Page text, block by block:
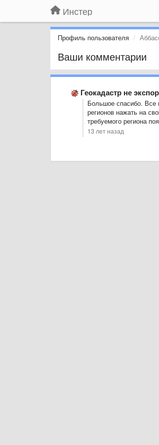
Инстер
Профиль пользователя
Ваши комментарии
Геокадастр не
Большое спасибо. Все
регионов нажать на
требуемого региона
13 лет назад